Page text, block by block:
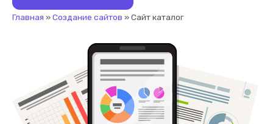
Главная »Создание сайтов »Сайт каталог